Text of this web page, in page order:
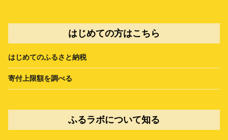
はじめての方はこちら
はじめてのふるさと納税
寄付上限額を調べる
ふるラボについて知る